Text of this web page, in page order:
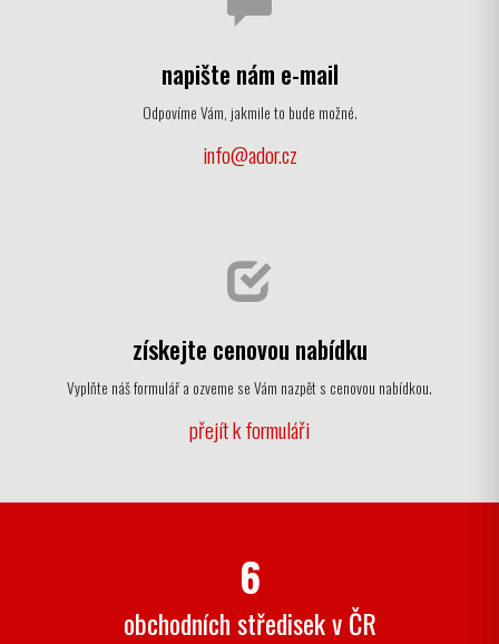
napište nám e-mail
Odpovíme Vám, jakmile to bude možné.
info@ador.cz
získejte cenovou nabídku
Vyplňte náš formulář a ozveme se Vám nazpět s cenovou nabídkou.
přejít k formuláři
6
obchodních středisek v ČR